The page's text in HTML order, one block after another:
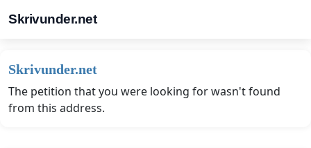
Skrivunder.net
Skrivunder.net
The petition that you were looking for wasn't found
from this address.